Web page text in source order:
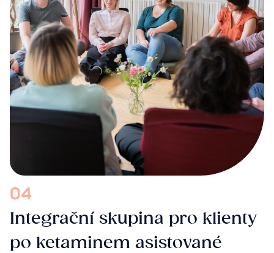
04
Integrační skupina pro klienty
po ketaminem asistované